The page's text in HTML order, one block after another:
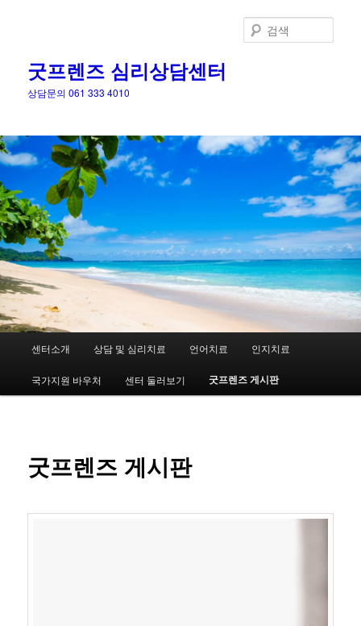
굿프렌즈 심리상담센터
상담문의 061 333 4010
색
뉴
첫
번
컨
센터소개 상담 및 심리치료 언어치료 인지치료
국가지원 바우처 센터 둘러보기 굿프렌즈 게시판
굿프렌즈 게시판